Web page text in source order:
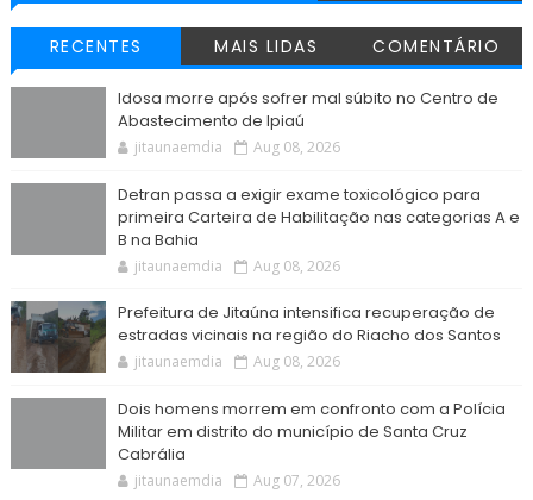
RECENTES MAIS LIDAS COMENTÁRIO
Idosa morre após sofrer mal súbito no Centro de
Abastecimento de Ipiaú
jitaunaemdia Aug 08, 2026
Detran passa a exigir exame toxicológico para
primeira Carteira de Habilitação nas categorias A e
B na Bahia
jitaunaemdia Aug 08, 2026
Prefeitura de Jitaúna intensifica recuperação de
estradas vicinais na região do Riacho dos Santos
jitaunaemdia Aug 08, 2026
Dois homens morrem em confronto com a Polícia
Militar em distrito do município de Santa Cruz
Cabrália
jitaunaemdia Aug 07, 2026